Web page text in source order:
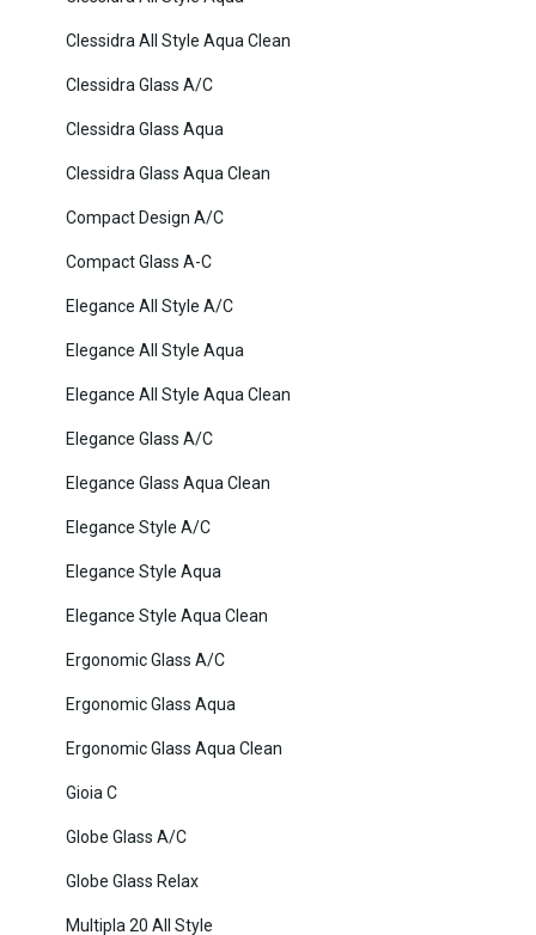
Clessidra All Style Aqua Clean
Clessidra Glass A/C
Clessidra Glass Aqua
Clessidra Glass Aqua Clean
Compact Design A/C
Compact Glass A-C
Elegance All Style A/C
Elegance All Style Aqua
Elegance All Style Aqua Clean
Elegance Glass A/C
Elegance Glass Aqua Clean
Elegance Style A/C
Elegance Style Aqua
Elegance Style Aqua Clean
Ergonomic Glass A/C
Ergonomic Glass Aqua
Ergonomic Glass Aqua Clean
Gioia C
Globe Glass A/C
Globe Glass Relax
Multipla 20 All Style